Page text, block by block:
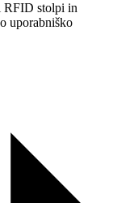
RFID stolpi in
uporabniško